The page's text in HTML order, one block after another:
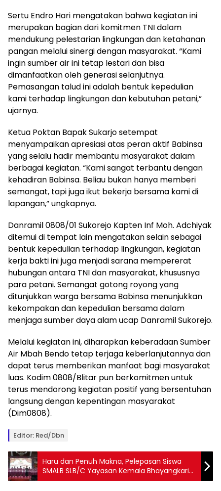
Sertu Endro Hari mengatakan bahwa kegiatan ini
merupakan bagian dari komitmen TNI dalam
mendukung pelestarian lingkungan dan ketahanan
pangan melalui sinergi dengan masyarakat. “Kami
ingin sumber air ini tetap lestari dan bisa
dimanfaatkan oleh generasi selanjutnya.
Pemasangan talud ini adalah bentuk kepedulian
kami terhadap lingkungan dan kebutuhan petani,”
ujarnya.
Ketua Poktan Bapak Sukarjo setempat
menyampaikan apresiasi atas peran aktif Babinsa
yang selalu hadir membantu masyarakat dalam
berbagai kegiatan. “Kami sangat terbantu dengan
kehadiran Babinsa. Beliau bukan hanya memberi
semangat, tapi juga ikut bekerja bersama kami di
lapangan,” ungkapnya.
Danramil 0808/01 Sukorejo Kapten Inf Moh. Adchiyak
ditemui di tempat lain mengatakan selain sebagai
bentuk kepedulian terhadap lingkungan, kegiatan
kerja bakti ini juga menjadi sarana mempererat
hubungan antara TNI dan masyarakat, khususnya
para petani. Semangat gotong royong yang
ditunjukkan warga bersama Babinsa menunjukkan
kekompakan dan kepedulian bersama dalam
menjaga sumber daya alam ucap Danramil Sukorejo.
Melalui kegiatan ini, diharapkan keberadaan Sumber
Air Mbah Bendo tetap terjaga keberlanjutannya dan
dapat terus memberikan manfaat bagi masyarakat
luas. Kodim 0808/Blitar pun berkomitmen untuk
terus mendorong kegiatan positif yang bersentuhan
langsung dengan kepentingan masyarakat
(Dim0808).
Editor: Red/Dbn
Haru dan Penuh Makna, Pelepasan Siswa
SMALB SLB/C Yayasan Kemala Bhayangkari
Tabanan Jadi Momentum Cinta dan